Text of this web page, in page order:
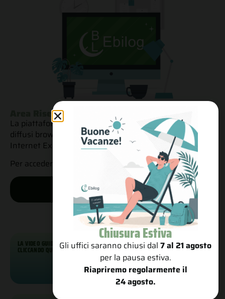
Area Riservata Aziende
La piattaforma Ebilog è compatibile con tutti i più
diffusi browser (Firefox, Chrome, Edge, Safari, Opera,
Internet Explorer a partire dalla versione 10).
Per accedere clicca sul pulsante qui sotto
PIATTAFORMA EBILOG
LA VIDEO GUIDA PER L’ISCRIZIONE E L’ACCESSO AZIENDE È CONSULTABILE
CLICCANDO QUI
Chiusura Estiva
Gli uffici saranno chiusi dal 7 al 21 agosto
per la pausa estiva.
Riapriremo regolarmente il
24 agosto.